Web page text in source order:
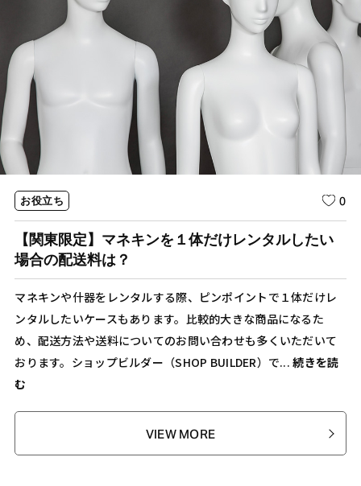
お役立ち 0
【関東限定】マネキンを１体だけレンタルしたい
場合の配送料は？
マネキンや什器をレンタルする際、ピンポイントで１体だけレ
ンタルしたいケースもあります。比較的大きな商品になるた
め、配送方法や送料についてのお問い合わせも多くいただいて
おります。ショップビルダー（SHOP BUILDER）で...続きを読
む
VIEW MORE